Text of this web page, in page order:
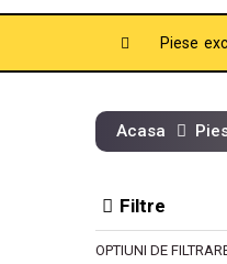
Piese
Acasa
Filtre
OPTIUNI DE